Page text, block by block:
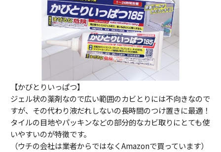
【かびとりいっぱつ】
ジェル状の薬剤なので広い範囲のカビとりには不向きなので
すが、その代わり液だれしないの長時間のつけ置きに最適！
タイルの目地やパッキンなどの部分的なカビ取りにとても使
いやすいのが特徴です。
（ウチの会社は業者からではなくAmazonで買っています）